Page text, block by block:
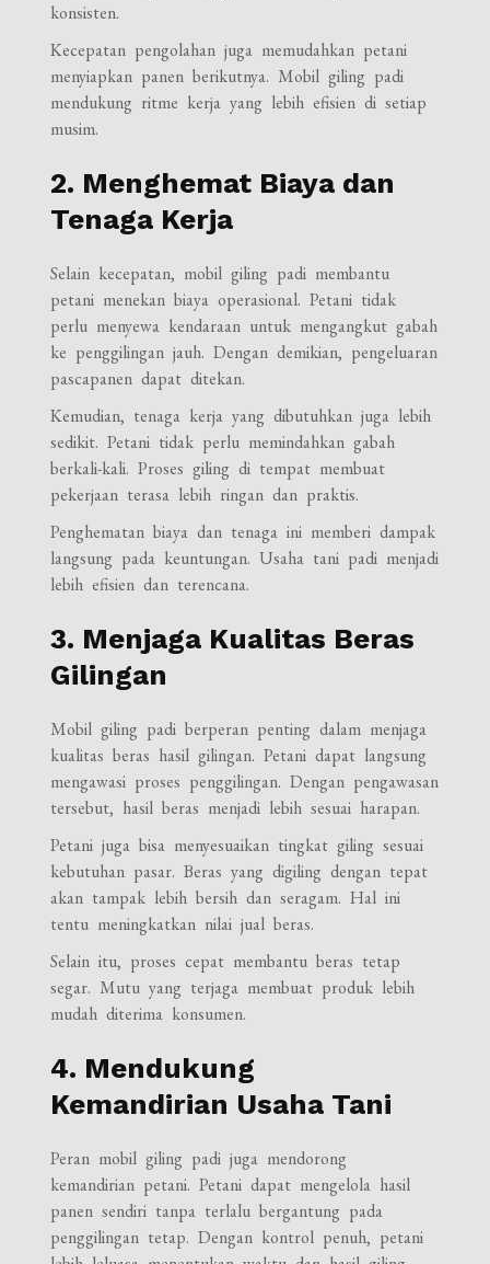
konsisten.
Kecepatan pengolahan juga memudahkan petani
menyiapkan panen berikutnya. Mobil giling padi
mendukung ritme kerja yang lebih efisien di setiap
musim.
2. Menghemat Biaya dan
Tenaga Kerja
Selain kecepatan, mobil giling padi membantu
petani menekan biaya operasional. Petani tidak
perlu menyewa kendaraan untuk mengangkut gabah
ke penggilingan jauh. Dengan demikian, pengeluaran
pascapanen dapat ditekan.
Kemudian, tenaga kerja yang dibutuhkan juga lebih
sedikit. Petani tidak perlu memindahkan gabah
berkali-kali. Proses giling di tempat membuat
pekerjaan terasa lebih ringan dan praktis.
Penghematan biaya dan tenaga ini memberi dampak
langsung pada keuntungan. Usaha tani padi menjadi
lebih efisien dan terencana.
3. Menjaga Kualitas Beras
Gilingan
Mobil giling padi berperan penting dalam menjaga
kualitas beras hasil gilingan. Petani dapat langsung
mengawasi proses penggilingan. Dengan pengawasan
tersebut, hasil beras menjadi lebih sesuai harapan.
Petani juga bisa menyesuaikan tingkat giling sesuai
kebutuhan pasar. Beras yang digiling dengan tepat
akan tampak lebih bersih dan seragam. Hal ini
tentu meningkatkan nilai jual beras.
Selain itu, proses cepat membantu beras tetap
segar. Mutu yang terjaga membuat produk lebih
mudah diterima konsumen.
4. Mendukung
Kemandirian Usaha Tani
Peran mobil giling padi juga mendorong
kemandirian petani. Petani dapat mengelola hasil
panen sendiri tanpa terlalu bergantung pada
penggilingan tetap. Dengan kontrol penuh, petani